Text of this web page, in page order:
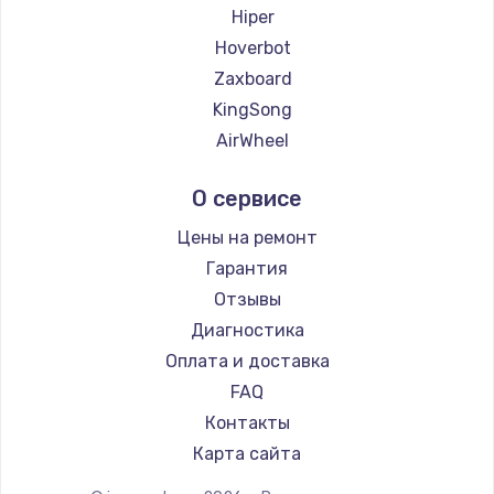
2500 руб.
Заказать
Замена электроконфорки
1300 руб.
Техобслуживание
Заказать
Установка / подключение / демонтаж
1300 руб.
Заказать
Hiper
Hoverbot
Zaxboard
KingSong
AirWheel
Hunter
Shorner
Joyor
Minimotors
Bork
Segway
KIRIN
О сервисе
Цены на ремонт
Гарантия
Отзывы
Диагностика
Оплата и доставка
FAQ
Контакты
Карта сайта